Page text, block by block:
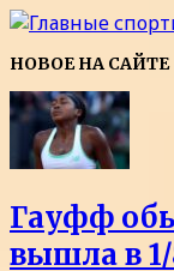
НОВОЕ НА САЙТЕ
Гауфф
вышла в